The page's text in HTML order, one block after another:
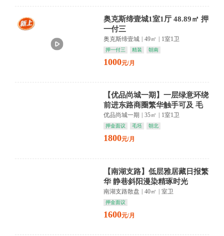
奥克斯缔壹城1室1厅 48.89㎡ 押
一付三
奥克斯缔壹城 | 49㎡ | 1室1卫
押一付三 精装 朝南
1000元/月
【优品尚城一期】一层绿意环绕
前进东路商圈繁华触手可及 毛
坯空间任你挥洒梦想
优品尚城一期 35㎡ 1室1卫
押金面议 毛坯 朝北
1800元/月
【南湖支路】低层雅居藏日报繁
华 静巷斜阳漫染精琢时光
南湖支路散盘 | 40㎡ | 室卫
押金面议
1600元/月